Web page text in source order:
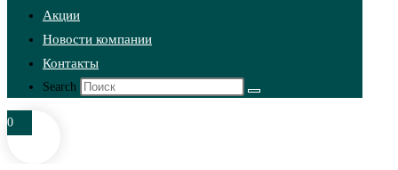
Акции
Новости компании
Контакты
Search
0